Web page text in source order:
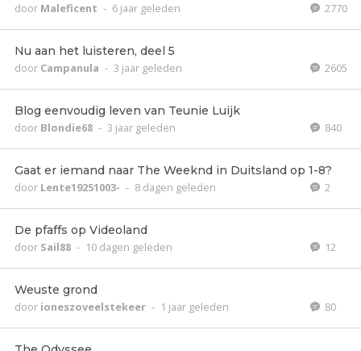
door Maleficent - 6 jaar geleden 2770
Nu aan het luisteren, deel 5
door Campanula - 3 jaar geleden 2605
Blog eenvoudig leven van Teunie Luijk
door Blondie68 - 3 jaar geleden 840
Gaat er iemand naar The Weeknd in Duitsland op 1-8?
door Lente19251003- - 8 dagen geleden 2
De pfaffs op Videoland
door Sail88 - 10 dagen geleden 12
Weuste grond
door ioneszoveelstekeer - 1 jaar geleden 80